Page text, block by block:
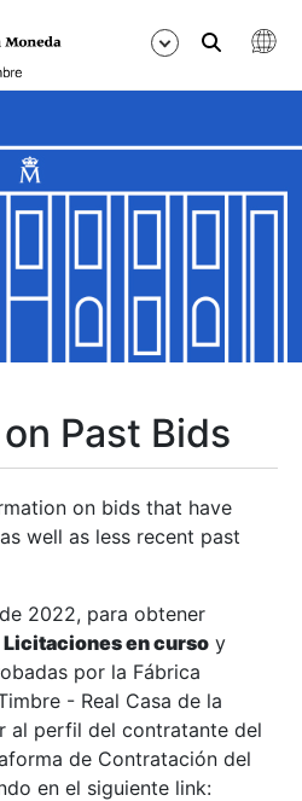
Past Bids
on bids that have
well as less recent past
2022, para obtener
Licitaciones en curso y
por la Fábrica
- Real Casa de la
al perfil del contratante del
de Contratación del
en el siguiente link: